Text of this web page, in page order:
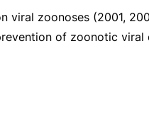
viral zoonoses (2001,
of zoonotic viral